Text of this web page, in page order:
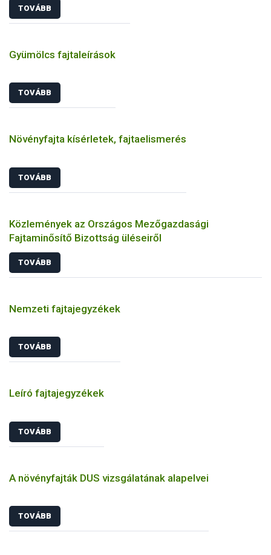
TOVÁBB
Gyümölcs fajtaleírások
TOVÁBB
Növényfajta kísérletek, fajtaelismerés
TOVÁBB
Közlemények az Országos Mezőgazdasági
Fajtaminősítő Bizottság üléseiről
TOVÁBB
Nemzeti fajtajegyzékek
TOVÁBB
Leíró fajtajegyzékek
TOVÁBB
A növényfajták DUS vizsgálatának alapelvei
TOVÁBB